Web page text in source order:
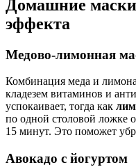
Домашние
эффекта
Медово-лимонная
Комбинация меда и
кладезем витаминов и
успокаивает, тогда как
по одной столовой ложке
15 минут. Это поможет
Авокадо с йогуртом